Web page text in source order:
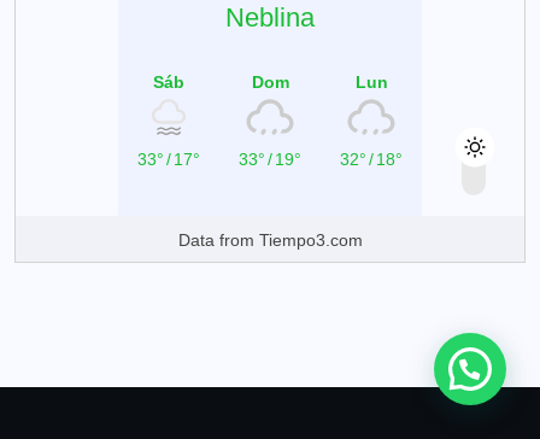
Neblina
Sáb
33°/17°
Dom
33°/19°
Lun
32°/18°
Data from Tiempo3.com